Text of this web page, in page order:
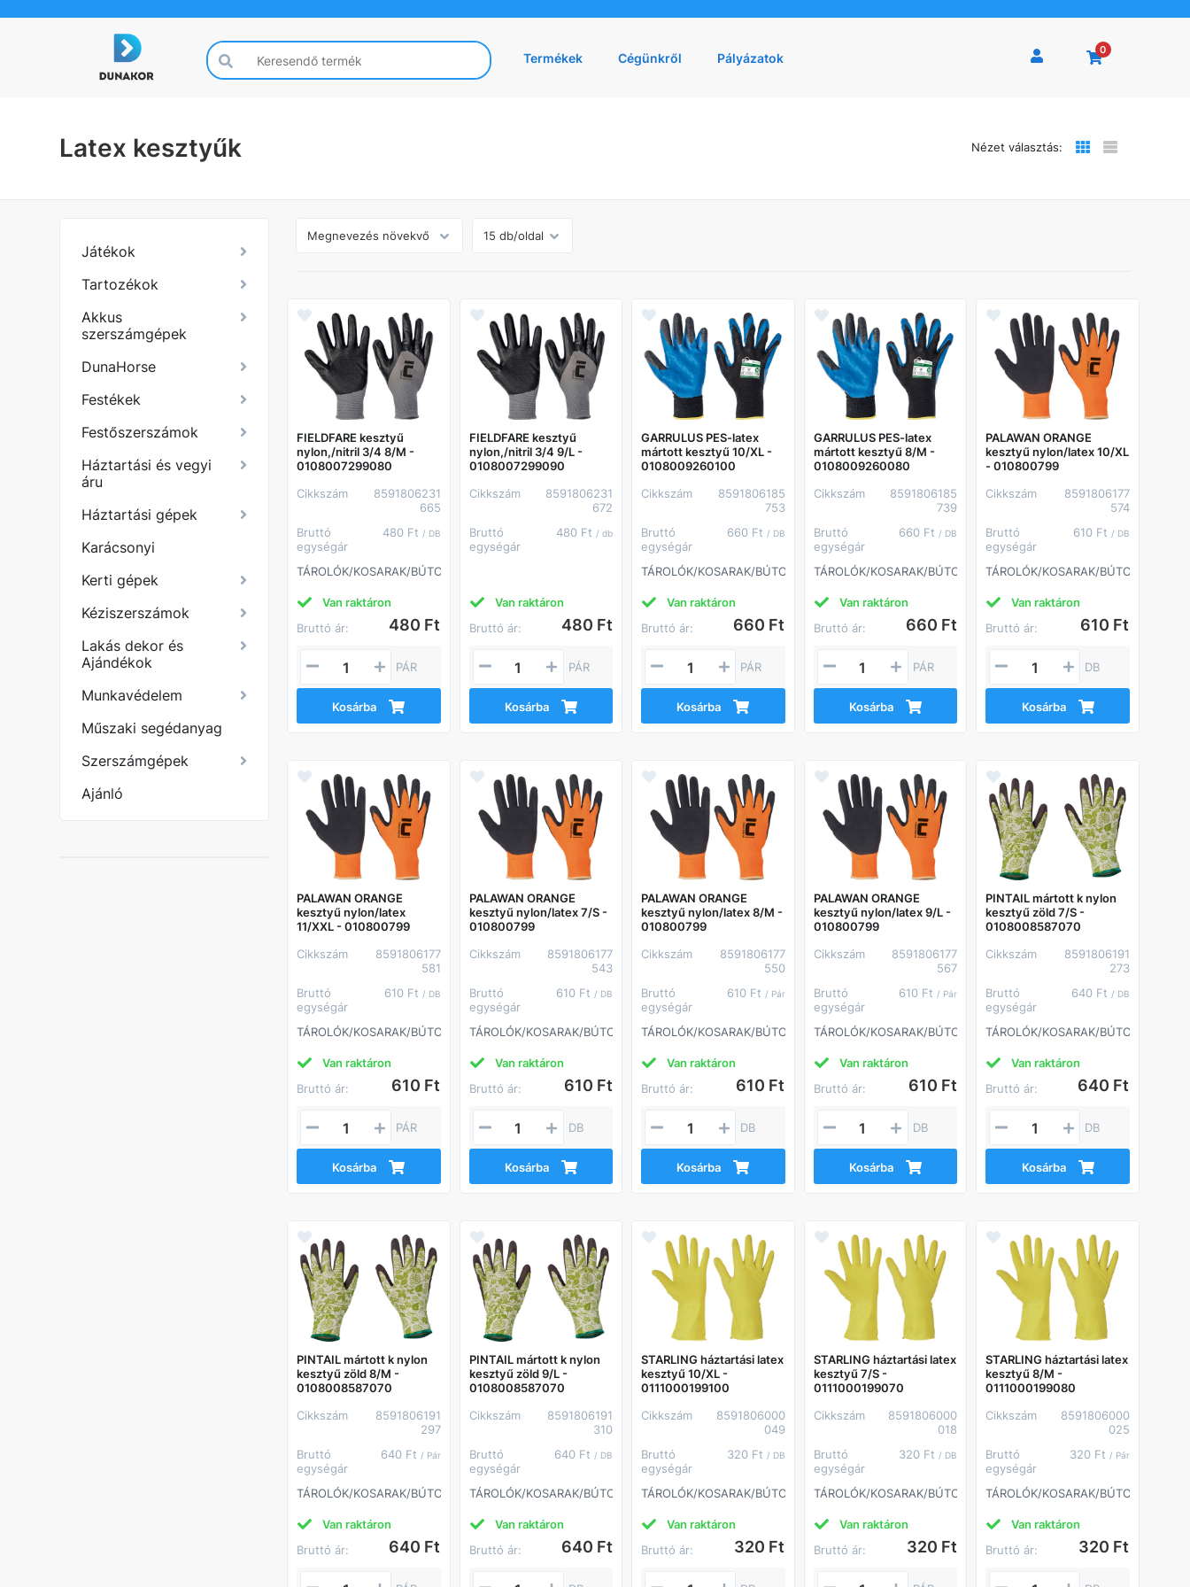
Termékek Cégünkről Pályázatok
0
Latex kesztyűk Nézet választás:
Játékok
Tartozékok
Akkus
szerszámgépek
DunaHorse
Festékek
Festőszerszámok
Háztartási és vegyi
áru
Háztartási gépek
Karácsonyi
Kerti gépek
Kéziszerszámok
Lakás dekor és
Ajándékok
Munkavédelem
Műszaki segédanyag
Szerszámgépek
Ajánló
FIELDFARE kesztyű
nylon,/nitril 3/4 8/M -
0108007299080
Cikkszám
8591806231
665
Bruttó
egységár
480 Ft / DB
TÁROLÓK/KOSARAK/BÚTOROK
Van raktáron
Bruttó ár:
480 Ft
PÁR
Kosárba
FIELDFARE kesztyű
nylon,/nitril 3/4 9/L -
0108007299090
Cikkszám
8591806231
672
Bruttó
egységár
480 Ft / db
Van raktáron
Bruttó ár:
480 Ft
PÁR
Kosárba
GARRULUS PES-latex
mártott kesztyű 10/XL -
0108009260100
Cikkszám
8591806185
753
Bruttó
egységár
660 Ft / DB
TÁROLÓK/KOSARAK/BÚTOROK
Van raktáron
Bruttó ár:
660 Ft
PÁR
Kosárba
GARRULUS PES-latex
mártott kesztyű 8/M -
0108009260080
Cikkszám
8591806185
739
Bruttó
egységár
660 Ft / DB
TÁROLÓK/KOSARAK/BÚTOROK
Van raktáron
Bruttó ár:
660 Ft
PÁR
Kosárba
PALAWAN ORANGE
kesztyű nylon/latex 10/XL
- 010800799
Cikkszám
8591806177
574
Bruttó
egységár
610 Ft / DB
TÁROLÓK/KOSARAK/BÚTOROK
Van raktáron
Bruttó ár:
610 Ft
DB
Kosárba
PALAWAN ORANGE
kesztyű nylon/latex
11/XXL - 010800799
Cikkszám
8591806177
581
Bruttó
egységár
610 Ft / DB
TÁROLÓK/KOSARAK/BÚTOROK
Van raktáron
Bruttó ár:
610 Ft
PÁR
Kosárba
PALAWAN ORANGE
kesztyű nylon/latex 7/S -
010800799
Cikkszám
8591806177
543
Bruttó
egységár
610 Ft/ DB
TÁROLÓK/KOSARAK/BÚTOROK
Van raktáron
Bruttó ár:
610 Ft
DB
Kosárba
PALAWAN ORANGE
kesztyű nylon/latex 8/M -
010800799
Cikkszám
8591806177
550
Bruttó
egységár
610 Ft / Pár
TÁROLÓK/KOSARAK/BÚTOROK
Van raktáron
Bruttó ár:
610 Ft
DB
Kosárba
PALAWAN ORANGE
kesztyű nylon/latex 9/L -
010800799
Cikkszám
8591806177
567
Bruttó
egységár
610 Ft/ Pár
TÁROLÓK/KOSARAK/BÚTOROK
Van raktáron
Bruttó ár:
610 Ft
DB
Kosárba
PINTAIL mártott k nylon
kesztyű zöld 7/S -
0108008587070
Cikkszám
8591806191
273
Bruttó
egységár
640 Ft / DB
TÁROLÓK/KOSARAK/BÚTOROK
Van raktáron
Bruttó ár:
640 Ft
DB
Kosárba
PINTAIL mártott k nylon
kesztyű zöld 8/M -
0108008587070
Cikkszám
8591806191
297
Bruttó
egységár
640 Ft / Pár
TÁROLÓK/KOSARAK/BÚTOROK
Van raktáron
Bruttó ár:
640 Ft
PINTAIL mártott k nylon
kesztyű zöld 9/L -
0108008587070
Cikkszám
8591806191
310
Bruttó
egységár
640 Ft / DB
TÁROLÓK/KOSARAK/BÚTOROK
Van raktáron
Bruttó ár:
640 Ft
STARLING háztartási latex
kesztyű 10/XL -
0111000199100
Cikkszám
8591806000
049
Bruttó
egységár
320 Ft / DB
TÁROLÓK/KOSARAK/BÚTOROK
Van raktáron
Bruttó ár:
320 Ft
STARLING háztartási latex
kesztyű 7/S -
0111000199070
Cikkszám
8591806000
018
Bruttó
egységár
320 Ft / DB
TÁROLÓK/KOSARAK/BÚTOROK
Van raktáron
Bruttó ár:
320 Ft
STARLING háztartási latex
kesztyű 8/M -
0111000199080
Cikkszám
8591806000
025
Bruttó
egységár
320 Ft / Pár
TÁROLÓK/KOSARAK/BÚTOROK
Van raktáron
Bruttó ár:
320 Ft